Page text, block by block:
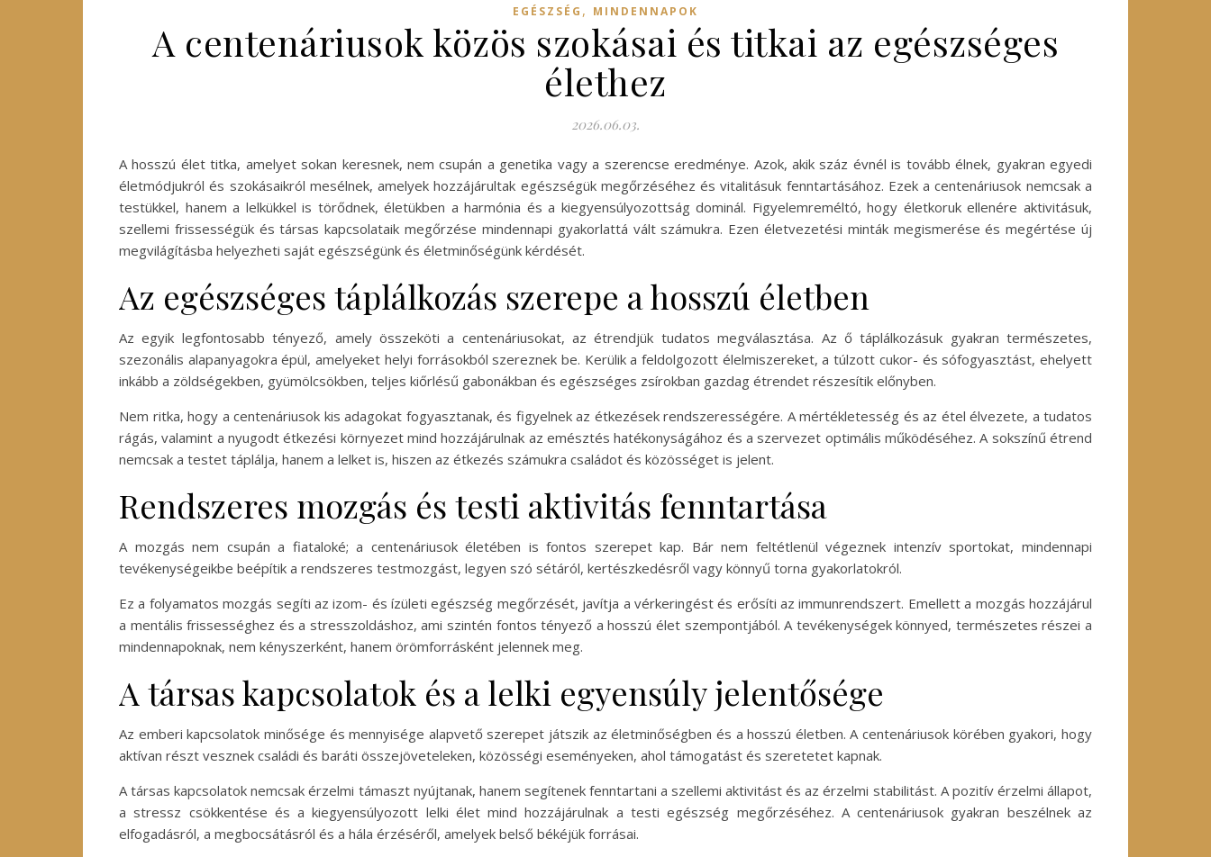
EGÉSZSÉG , MINDENNAPOK
A centenáriusok közös szokásai és titkai az egészséges
élethez
2026.06.03.
A hosszú élet titka, amelyet sokan keresnek, nem csupán a genetika vagy a szerencse eredménye. Azok, akik száz évnél is tovább élnek, gyakran egyedi
életmódjukról és szokásaikról mesélnek, amelyek hozzájárultak egészségük megőrzéséhez és vitalitásuk fenntartásához. Ezek a centenáriusok nemcsak a
testükkel, hanem a lelkükkel is törődnek, életükben a harmónia és a kiegyensúlyozottság dominál. Figyelemreméltó, hogy életkoruk ellenére aktivitásuk,
szellemi frissességük és társas kapcsolataik megőrzése mindennapi gyakorlattá vált számukra. Ezen életvezetési minták megismerése és megértése új
megvilágításba helyezheti saját egészségünk és életminőségünk kérdését.
Az egészséges táplálkozás szerepe a hosszú életben
Az egyik legfontosabb tényező, amely összeköti a centenáriusokat, az étrendjük tudatos megválasztása. Az ő táplálkozásuk gyakran természetes,
szezonális alapanyagokra épül, amelyeket helyi forrásokból szereznek be. Kerülik a feldolgozott élelmiszereket, a túlzott cukor- és sófogyasztást, ehelyett
inkább a zöldségekben, gyümölcsökben, teljes kiőrlésű gabonákban és egészséges zsírokban gazdag étrendet részesítik előnyben.
Nem ritka, hogy a centenáriusok kis adagokat fogyasztanak, és figyelnek az étkezések rendszerességére. A mértékletesség és az étel élvezete, a tudatos
rágás, valamint a nyugodt étkezési környezet mind hozzájárulnak az emésztés hatékonyságához és a szervezet optimális működéséhez. A sokszínű étrend
nemcsak a testet táplálja, hanem a lelket is, hiszen az étkezés számukra családot és közösséget is jelent.
Rendszeres mozgás és testi aktivitás fenntartása
A mozgás nem csupán a fiataloké; a centenáriusok életében is fontos szerepet kap. Bár nem feltétlenül végeznek intenzív sportokat, mindennapi
tevékenységeikbe beépítik a rendszeres testmozgást, legyen szó sétáról, kertészkedésről vagy könnyű torna gyakorlatokról.
Ez a folyamatos mozgás segíti az izom- és ízületi egészség megőrzését, javítja a vérkeringést és erősíti az immunrendszert. Emellett a mozgás hozzájárul
a mentális frissességhez és a stresszoldáshoz, ami szintén fontos tényező a hosszú élet szempontjából. A tevékenységek könnyed, természetes részei a
mindennapoknak, nem kényszerként, hanem örömforrásként jelennek meg.
A társas kapcsolatok és a lelki egyensúly jelentősége
Az emberi kapcsolatok minősége és mennyisége alapvető szerepet játszik az életminőségben és a hosszú életben. A centenáriusok körében gyakori, hogy
aktívan részt vesznek családi és baráti összejöveteleken, közösségi eseményeken, ahol támogatást és szeretetet kapnak.
A társas kapcsolatok nemcsak érzelmi támaszt nyújtanak, hanem segítenek fenntartani a szellemi aktivitást és az érzelmi stabilitást. A pozitív érzelmi állapot,
a stressz csökkentése és a kiegyensúlyozott lelki élet mind hozzájárulnak a testi egészség megőrzéséhez. A centenáriusok gyakran beszélnek az
elfogadásról, a megbocsátásról és a hála érzéséről, amelyek belső békéjük forrásai.